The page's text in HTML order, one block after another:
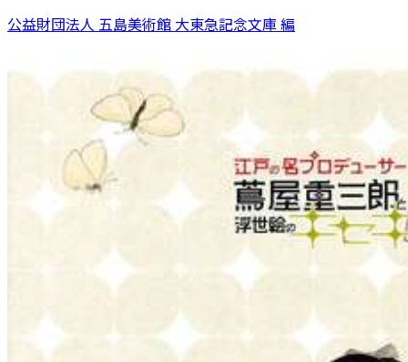
公益財団法人 五島美術館 大東急記念文庫 編